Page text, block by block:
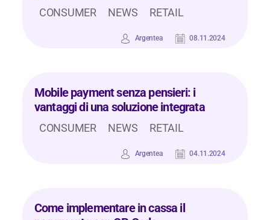
CONSUMER NEWS RETAIL
Argentea 08.11.2024
Mobile payment senza pensieri: i
vantaggi di una soluzione integrata
CONSUMER NEWS RETAIL
Argentea 04.11.2024
Come implementare in cassa il